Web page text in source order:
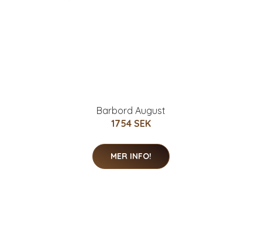
Barbord August
1754 SEK
MER INFO!